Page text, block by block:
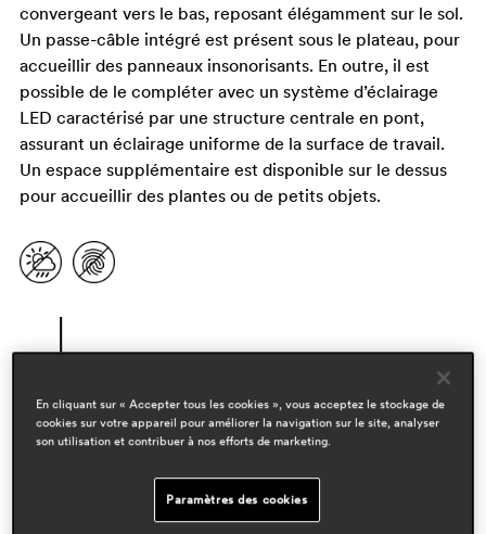
convergeant vers le bas, reposant élégamment sur le sol.
Un passe-câble intégré est présent sous le plateau, pour
accueillir des panneaux insonorisants. En outre, il est
possible de le compléter avec un système d’éclairage
LED caractérisé par une structure centrale en pont,
assurant un éclairage uniforme de la surface de travail.
Un espace supplémentaire est disponible sur le dessus
pour accueillir des plantes ou de petits objets.
robin rizzini
En cliquant sur « Accepter tous les cookies », vous acceptez le stockage de
cookies sur votre appareil pour améliorer la navigation sur le site, analyser
son utilisation et contribuer à nos efforts de marketing.
Paramètres des cookies